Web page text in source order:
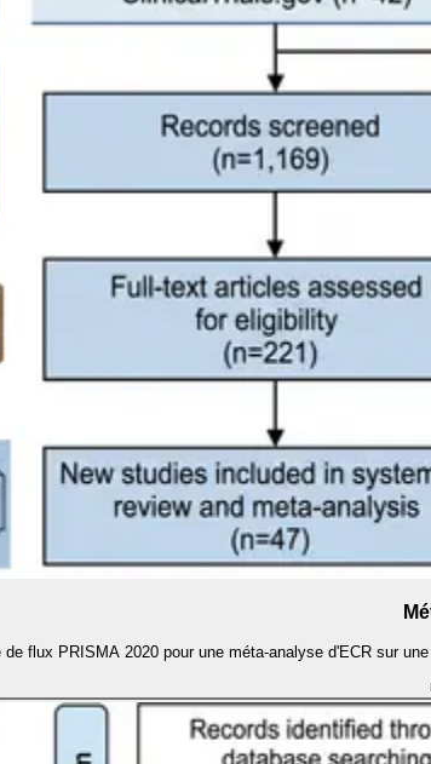
de flux PRISMA 2020 pour une méta-analyse d'ECR sur